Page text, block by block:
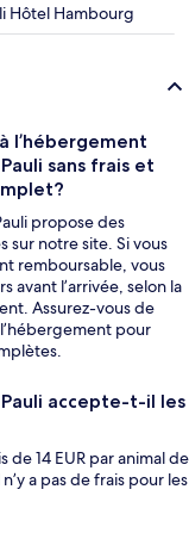
Hôtel Hambourg
l’hébergement
sans frais et
propose des
sur notre site. Si vous
remboursable, vous
avant l’arrivée, selon la
Assurez-vous de
pour
Pauli accepte-t-il les
de 14 EUR par animal de
a pas de frais pour les